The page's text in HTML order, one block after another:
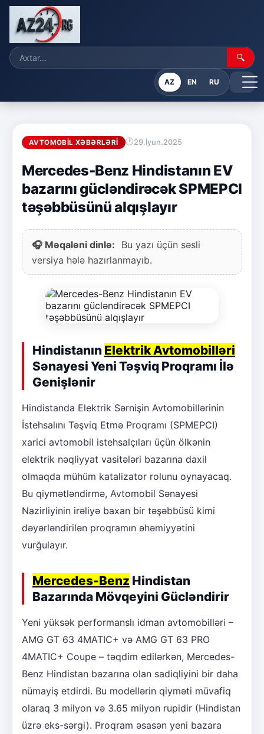
🔍
AZ EN RU
AVTOMOBIL XƏBƏRLƏRI 29.İyun.2025
Mercedes-Benz Hindistanın EV
bazarını gücləndirəcək SPMEPCI
təşəbbüsünü alqışlayır
🎧 Məqaləni dinlə:
Bu yazı üçün səsli
versiya hələ hazırlanmayıb.
Hindistanın Elektrik Avtomobilləri
Sənayesi Yeni Təşviq Proqramı İlə
Genişlənir
Hindistanda Elektrik Sərnişin Avtomobillərinin
İstehsalını Təşviq Etmə Proqramı (SPMEPCI)
xarici avtomobil istehsalçıları üçün ölkənin
elektrik nəqliyyat vasitələri bazarına daxil
olmaqda mühüm katalizator rolunu oynayacaq.
Bu qiymətləndirmə, Avtomobil Sənayesi
Nazirliyinin irəliyə baxan bir təşəbbüsü kimi
dəyərləndirilən proqramın əhəmiyyətini
vurğulayır.
Mercedes-Benz Hindistan
Bazarında Mövqeyini Gücləndirir
Yeni yüksək performanslı idman avtomobilləri –
AMG GT 63 4MATIC+ və AMG GT 63 PRO
4MATIC+ Coupe – təqdim edilərkən, Mercedes-
Benz Hindistan bazarına olan sadiqliyini bir daha
nümayiş etdirdi. Bu modellərin qiyməti müvafiq
olaraq 3 milyon və 3.65 milyon rupidir (Hindistan
üzrə eks-sərgi). Proqram əsasən yeni bazara